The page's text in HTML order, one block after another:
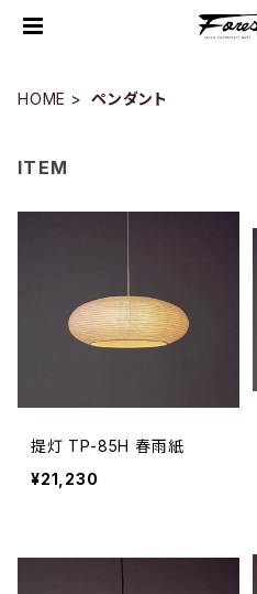
HOME ペンダント
ITEM
提灯 TP-85H 春雨紙
¥21,230